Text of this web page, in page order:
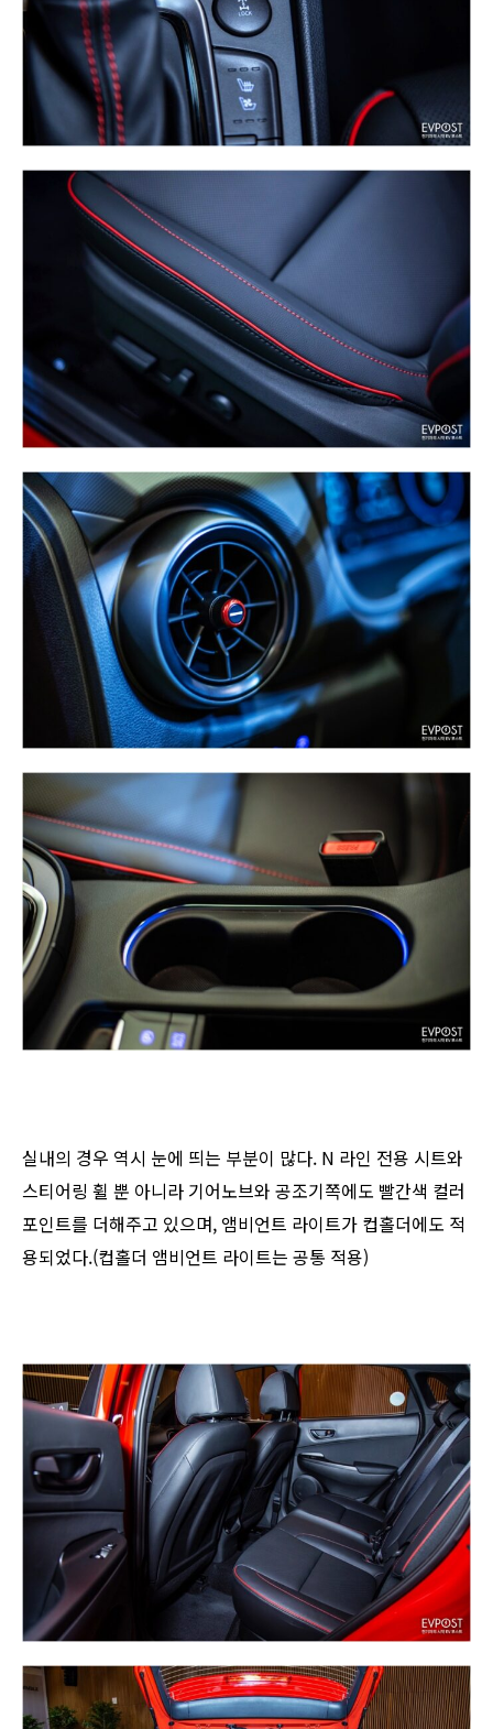
실내의 경우 역시 눈에 띄는 부분이 많다. N 라인 전용 시트와
스티어링 휠 뿐 아니라 기어노브와 공조기쪽에도 빨간색 컬러
포인트를 더해주고 있으며, 앰비언트 라이트가 컵홀더에도 적
용되었다.(컵홀더 앰비언트 라이트는 공통 적용)